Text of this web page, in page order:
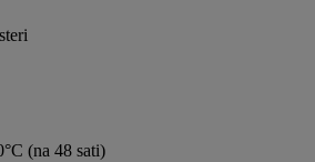
(na 48 sati)